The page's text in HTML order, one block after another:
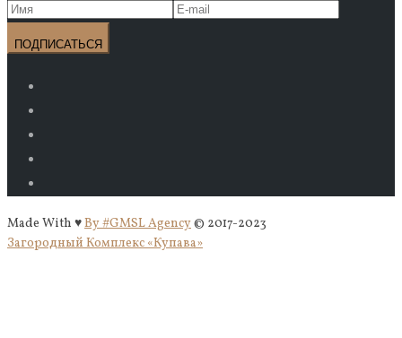
Made With ♥By #GMSL Agency© 2017-2023
Загородный Комплекс «Купава»